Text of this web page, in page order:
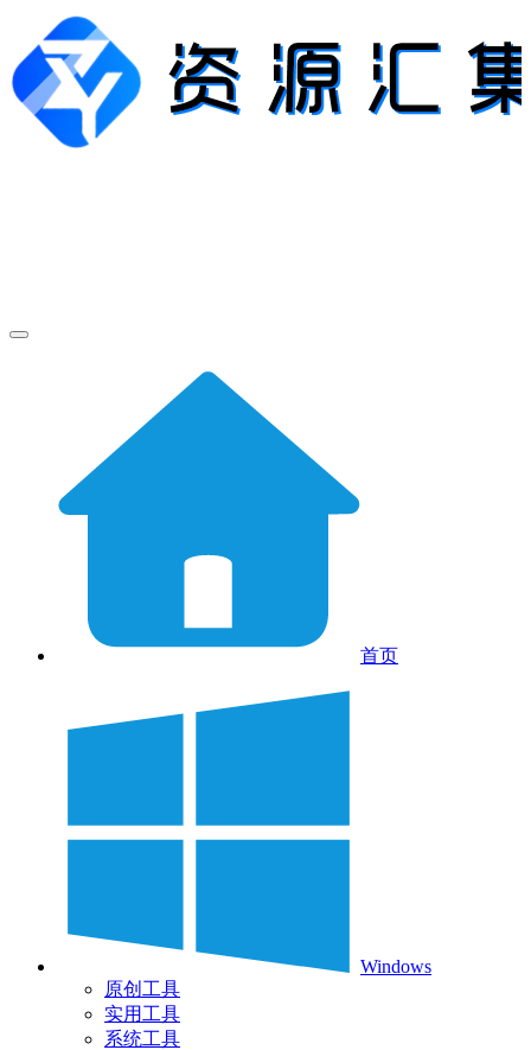
首页
Windows
原创工具
实用工具
系统工具